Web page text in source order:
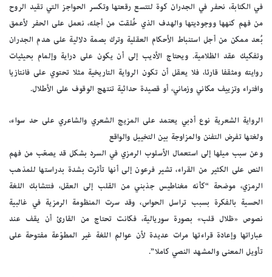
في الكتابة، نحفر في الجدران كوة لتتسع رقعتها وتكسر الحواجز التي تقيد الروح
من فهم كنهها ووجوديتها والهدف الذي خُلقت من أجله، نعمل على الحفر لأعمق
بُعد ممكن من أجل استنباط الأحكام العقلية وترك بصمة دلالية على هدم الجدران
وتفكيك عقد الظلامية. ويحتاج الأديب إلى أن يكون على دراية وإلمام بحيثيات
روايته ومثقفا قارئا، فلا يعقل أن تكون الرواية التاريخية مثلا تحتوي على فانتازيا
وافتراء وتزييف مكاني وزماني، أو قصيدة حداثية تنتهج الوقوف على الأطلال.
الرواية الشعرية نوع أدبي يعتمد على المزيج الشعري والشاعري على حد سواء،
ولغتها تفرض التفنن والمزاوجة بين التخييل والواقع
وعن سبب ميلها إلى استعمال الأسلوب الرمزي في السرد بشكل قد يصعّب من فهم
النص على الكثير من القراء، تشير فرعون إلى أنها تأثرت بشدة بدراستها للمذهب
الرمزي، موضحة “كأنه مغناطيس جذبني من القلب إلى العقل، فتتشابك اللغة
الحسية بالفكرة بسبب تراسل الحواس، وقد سرت المنظومة الرمزية في غالبية
نصوص «ظلال قلب» بصورة سوريالية، فكانت تحتاج من القارئ أن يقف عند
عباراتها وإعادة قراءتها مرات عديدة لأن عوالم اللغة غير المطوّعة مفتوحة على
تأويل المعنى والمشهد النصي كاملا”.